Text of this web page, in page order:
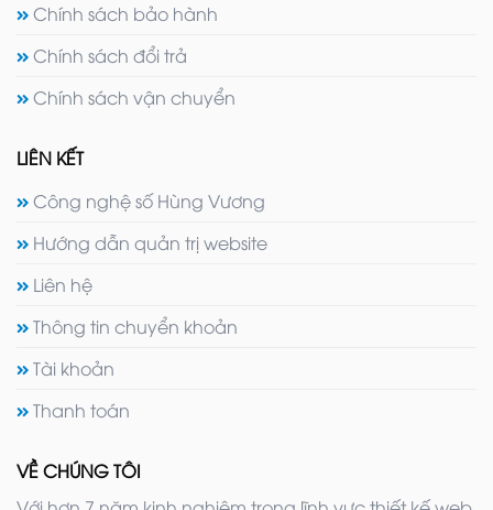
Chính sách bảo hành
Chính sách đổi trả
Chính sách vận chuyển
LIÊN KẾT
Công nghệ số Hùng Vương
Hướng dẫn quản trị website
Liên hệ
Thông tin chuyển khoản
Tài khoản
Thanh toán
VỀ CHÚNG TÔI